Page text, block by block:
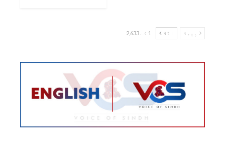
پچھلا اگلا 1 کے 2,633